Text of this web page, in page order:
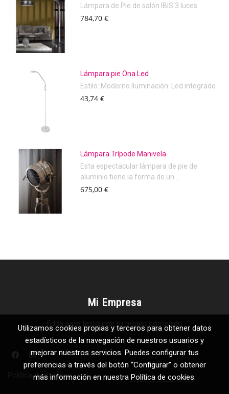
Lámpara de Pie de salón IBIS 3 luces
784,70 €
Lámpara pie Ona Led
Estilo: Moderno Iluminación: Led integrado
43,74 €
Lámpara Trípode Manivela
Esta espectacular lámpara de pie de
aluminio tiene la forma de un ...
675,00 €
Mi Empresa
Edita este texto con tu propio contenido
Política de cookies
Utilizamos cookies propias y terceros para obtener datos
estadísticos de la navegación de nuestros usuarios y
mejorar nuestros servicios. Puedes configurar tus
preferencias a través del botón “Configurar” o obtener
más información en nuestra Política de cookies